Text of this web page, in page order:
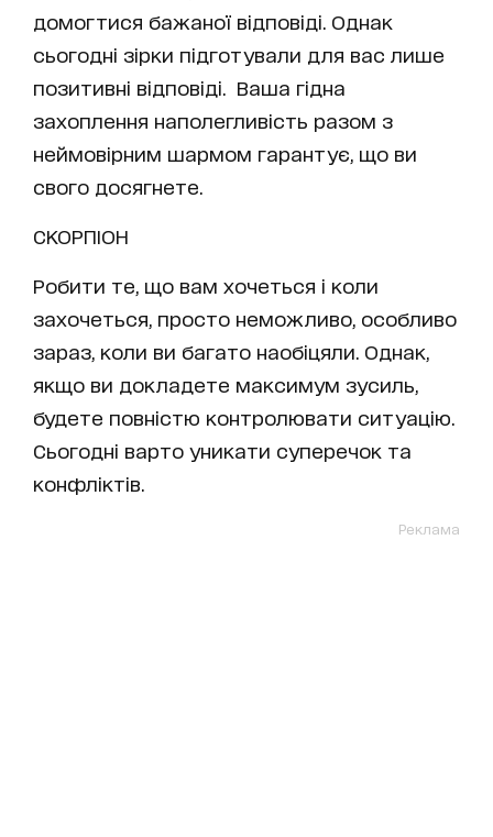
домогтися бажаної відповіді. Однак
сьогодні зірки підготували для вас лише
позитивні відповіді. Ваша гідна
захоплення наполегливість разом з
неймовірним шармом гарантує, що ви
свого досягнете.
СКОРПІОН
Робити те, що вам хочеться і коли
захочеться, просто неможливо, особливо
зараз, коли ви багато наобіцяли. Однак,
якщо ви докладете максимум зусиль,
будете повністю контролювати ситуацію.
Сьогодні варто уникати суперечок та
конфліктів.
Реклама